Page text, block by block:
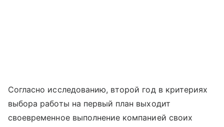
Согласно исследованию, второй год в критериях
выбора работы на первый план выходит
своевременное выполнение компанией своих